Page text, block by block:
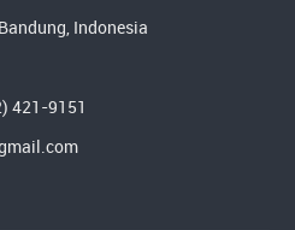
Indonesia
421-9151